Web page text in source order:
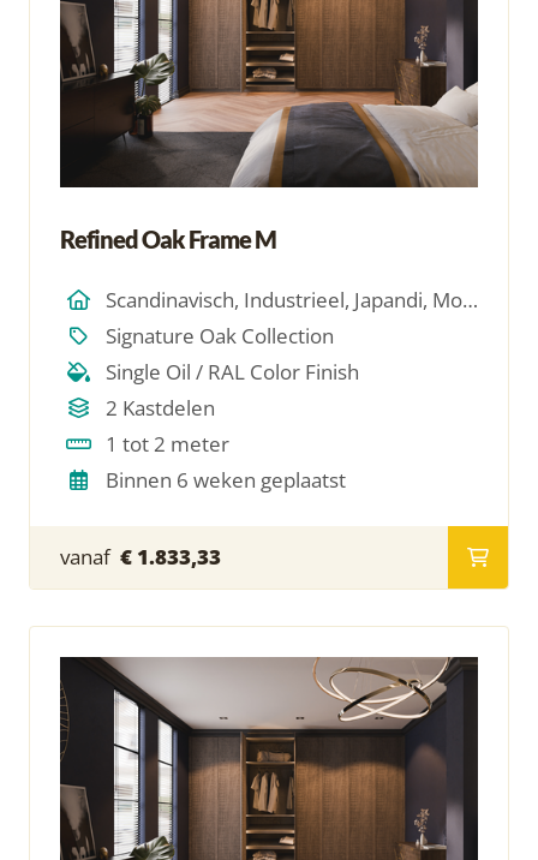
Refined Oak Frame M
Scandinavisch, Industrieel, Japandi, Modern, Hotel Chique, Minimalistich
Signature Oak Collection
Single Oil / RAL Color Finish
2 Kastdelen
1 tot 2 meter
Binnen 6 weken geplaatst
vanaf € 1.833,33